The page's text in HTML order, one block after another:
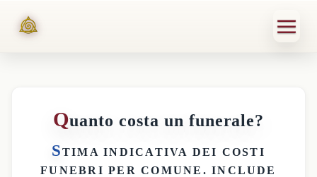
Quanto costa un funerale?
STIMA INDICATIVA DEI COSTI
FUNEBRI PER COMUNE . INCLUDE